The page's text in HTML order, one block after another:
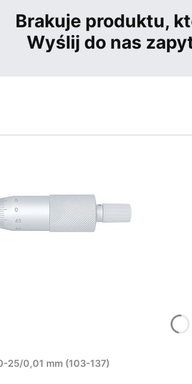
Brakuje produktu,
Wyślij do nas
25/0,01 mm (103-137)